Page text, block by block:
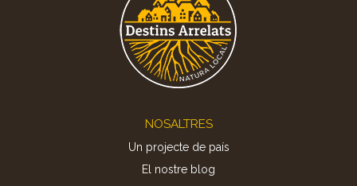
NOSALTRES
Un projecte de país
El nostre blog